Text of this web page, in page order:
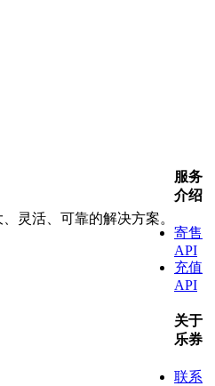
灵活、可靠的解决方案。
服务
介绍
寄售
API
充值
API
关于
乐券
联系